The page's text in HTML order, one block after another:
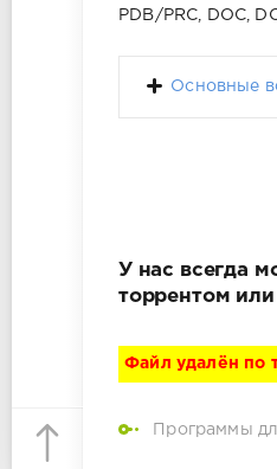
PDB/PRC, DOC,
Основные
У нас всегда
торрентом
Файл удалён по
Программы